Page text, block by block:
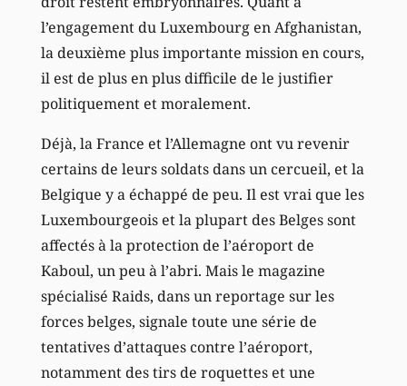
l’engagement du Luxembourg en Afghanistan,
la deuxième plus importante mission en cours,
il est de plus en plus difficile de le justifier
politiquement et moralement.
Déjà, la France et l’Allemagne ont vu revenir
certains de leurs soldats dans un cercueil, et la
Belgique y a échappé de peu. Il est vrai que les
Luxembourgeois et la plupart des Belges sont
affectés à la protection de l’aéroport de
Kaboul, un peu à l’abri. Mais le magazine
spécialisé Raids, dans un reportage sur les
forces belges, signale toute une série de
tentatives d’attaques contre l’aéroport,
notamment des tirs de roquettes et une